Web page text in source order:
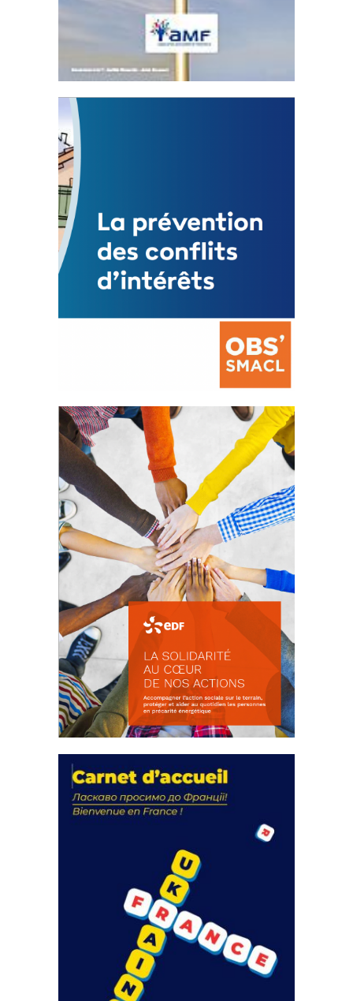
Statut de l’élu local
3 avril 2024
Mise à jour avril 2024
FEUILLETER
La prévention des conflits
d’intérêts
18 septembre 2023
FEUILLETER
actions
18 septembre 2023
FEUILLETER